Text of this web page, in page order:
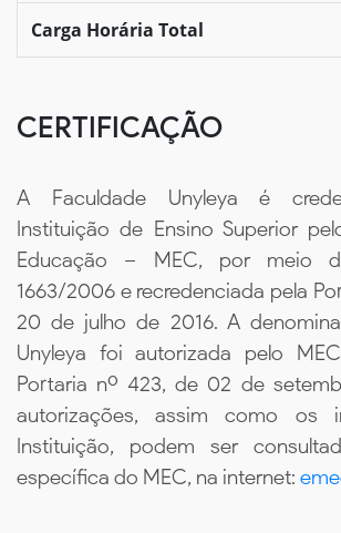
Carga Horária Total
CERTIFICAÇÃO
A Faculdade Unyleya é
Instituição de Ensino Superior
Educação – MEC, por meio
1663/2006 e recredenciada pela
20 de julho de 2016. A
Unyleya foi autorizada pelo
Portaria nº 423, de 02 de
autorizações, assim como os
Instituição, podem ser
específica do MEC, na internet: